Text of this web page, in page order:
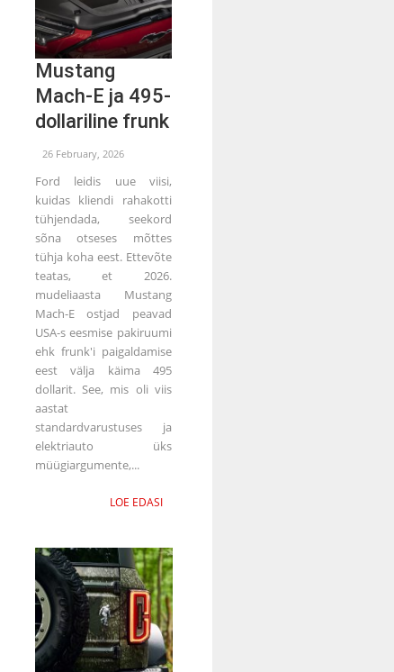
Mustang
Mach-E ja 495-
dollariline frunk
26 February, 2026
Ford leidis uue viisi,
kuidas kliendi rahakotti
tühjendada, seekord
sõna otseses mõttes
tühja koha eest. Ettevõte
teatas, et 2026.
mudeliaasta Mustang
Mach-E ostjad peavad
USA-s eesmise pakiruumi
ehk frunk'i paigaldamise
eest välja käima 495
dollarit. See, mis oli viis
aastat
standardvarustuses ja
elektriauto üks
müügiargumente,...
LOE EDASI